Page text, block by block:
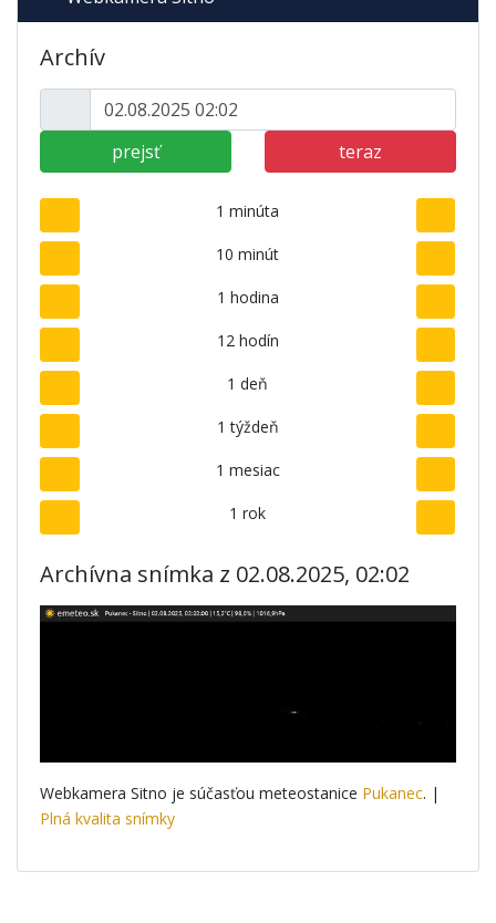
Archív
prejsť teraz
1 minúta
10 minút
1 hodina
12 hodín
1 deň
1 týždeň
1 mesiac
1 rok
Archívna snímka z 02.08.2025, 02:02
Webkamera Sitno je súčasťou meteostanice Pukanec. |
Plná kvalita snímky